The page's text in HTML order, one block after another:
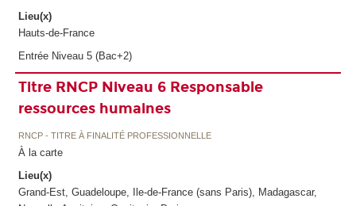
Lieu(x)
Hauts-de-France
Entrée Niveau 5 (Bac+2)
Titre RNCP Niveau 6 Responsable
ressources humaines
RNCP - TITRE À FINALITÉ PROFESSIONNELLE
À la carte
Lieu(x)
Grand-Est, Guadeloupe, Ile-de-France (sans Paris), Madagascar,